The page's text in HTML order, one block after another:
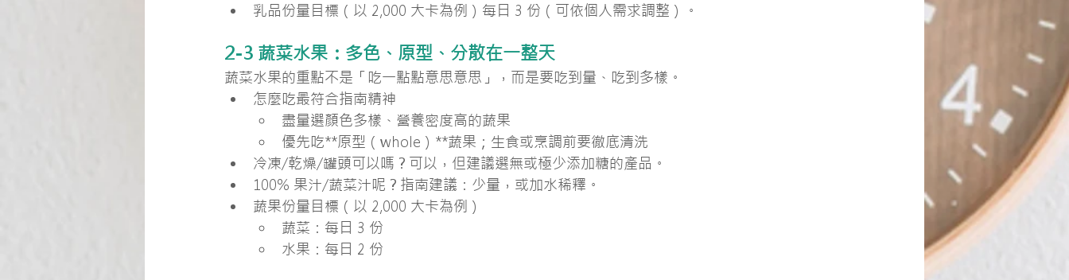
乳品份量目標（以 2,000 大卡為例）每日 3 份（可依個人需求調整）。
2-3 蔬菜水果：多色、原型、分散在一整天
蔬菜水果的重點不是「吃一點點意思意思」，而是要吃到量、吃到多樣。
怎麼吃最符合指南精神
盡量選顏色多樣、營養密度高的蔬果
優先吃**原型（whole）**蔬果；生食或烹調前要徹底清洗
冷凍/乾燥/罐頭可以嗎？可以，但建議選無或極少添加糖的產品。
100% 果汁/蔬菜汁呢？指南建議：少量，或加水稀釋。
蔬果份量目標（以 2,000 大卡為例）
蔬菜：每日 3 份
水果：每日 2 份